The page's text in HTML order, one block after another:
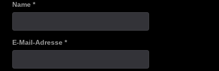
Name *
E-Mail-Adresse *